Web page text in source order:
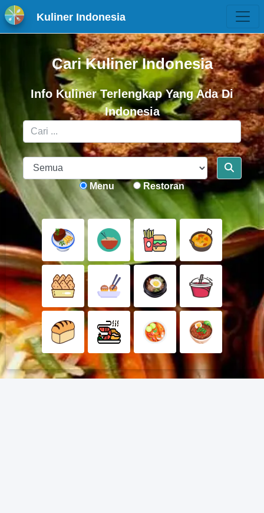
Kuliner Indonesia
Cari Kuliner Indonesia
Info Kuliner Terlengkap Yang Ada Di
Indonesia
Menu Restoran